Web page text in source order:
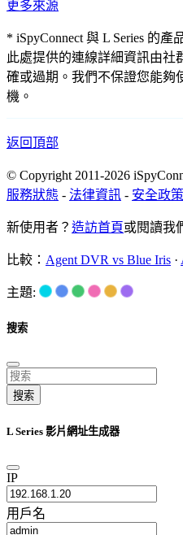
更多來源
* iSpyConnect 與 L Series 的
此處提供的連線詳細資訊由社
確或過期。我們不保證您能夠
機。
返回頂部
© Copyright 2011-2026
服務狀態 - 法律資訊 - 安全政策
新使用者？ 造訪首頁或閱讀我
比較： Agent DVR vs Blue Iris ·
主題:
搜索
搜索
L Series 影片網址生成器
IP
用戶名